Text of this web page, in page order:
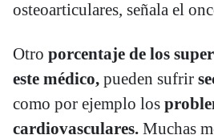
osteoarticulares, señala el
Otro porcentaje de los
este médico, pueden sufrir
como por ejemplo los
cardiovasculares. Muchas